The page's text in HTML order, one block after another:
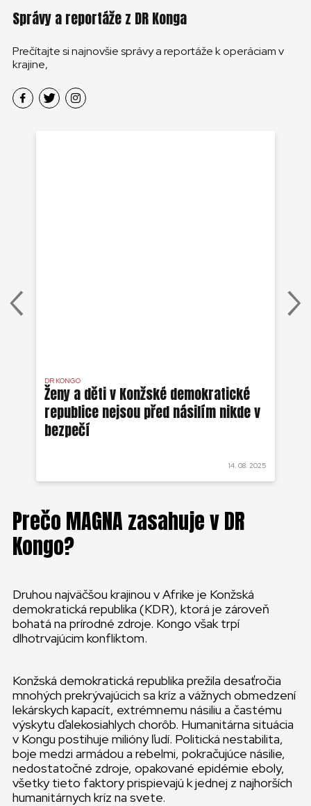
Správy a reportáže z DR Konga
Prečítajte si najnovšie správy a reportáže k operáciam v
krajine,
DR KONGO
Ženy a děti v Konžské demokratické
republice nejsou před násilím nikde v
bezpečí
14. 08. 2025
Prečo MAGNA zasahuje v DR
Kongo?
Druhou najväčšou krajinou v Afrike je Konžská
demokratická republika (KDR), ktorá je zároveň
bohatá na prírodné zdroje. Kongo však trpí
dlhotrvajúcim konfliktom.
Konžská demokratická republika prežila desaťročia
mnohých prekrývajúcich sa kríz a vážnych obmedzení
lekárskych kapacít, extrémnemu násiliu a častému
výskytu ďalekosiahlych chorôb. Humanitárna situácia
v Kongu postihuje milióny ľudí. Politická nestabilita,
boje medzi armádou a rebelmi, pokračujúce násilie,
nedostatočné zdroje, opakované epidémie eboly,
všetky tieto faktory prispievajú k jednej z najhorších
humanitárnych kríz na svete.